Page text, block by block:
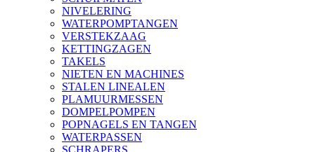
NIVELERING
WATERPOMPTANGEN
VERSTEKZAAG
KETTINGZAGEN
TAKELS
NIETEN EN MACHINES
STALEN LINEALEN
PLAMUURMESSEN
DOMPELPOMPEN
POPNAGELS EN TANGEN
WATERPASSEN
SCHRAPERS